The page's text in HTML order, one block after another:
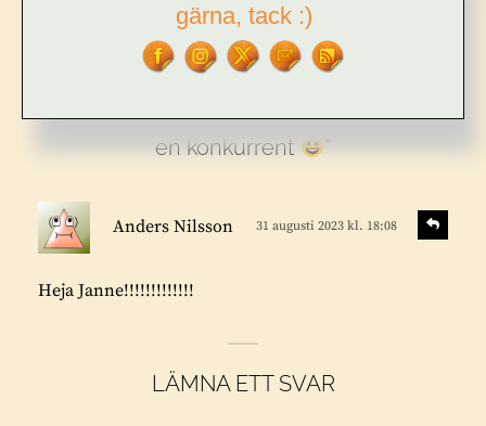
Nästa
inlägg:
För Sverige i tiden
Ett svar på ”Båtparet i Kvikkjokk har fått
en konkurrent
”
Anders Nilsson
r
31 augusti 2023 kl. 18:08
Heja Janne!!!!!!!!!!!!!
v
LÄMNA ETT SVAR
gärna, tack :)